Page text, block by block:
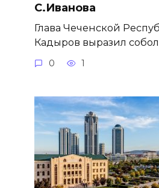
С.Иванова
Глава Чеченской
Кадыров выразил
0 1